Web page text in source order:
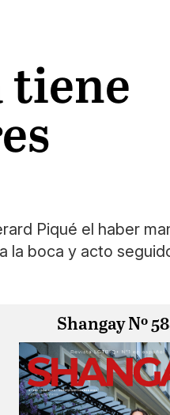
tiene
Piqué el haber
la boca y acto
Shangay Nº